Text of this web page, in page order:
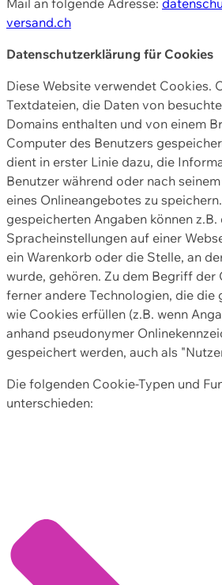
versand.ch
Datenschutzerklärung für Cookies
Diese Website verwendet Cookies.
Textdateien, die Daten von
Domains enthalten und von einem
Computer des Benutzers
dient in erster Linie dazu, die
Benutzer während oder nach
eines Onlineangebotes zu
gespeicherten Angaben können z.B.
Spracheinstellungen auf einer
ein Warenkorb oder die Stelle, an
wurde, gehören. Zu dem Begriff der
ferner andere Technologien, die die
wie Cookies erfüllen (z.B. wenn
anhand pseudonymer
gespeichert werden, auch als
Die folgenden Cookie-Typen und
unterschieden: